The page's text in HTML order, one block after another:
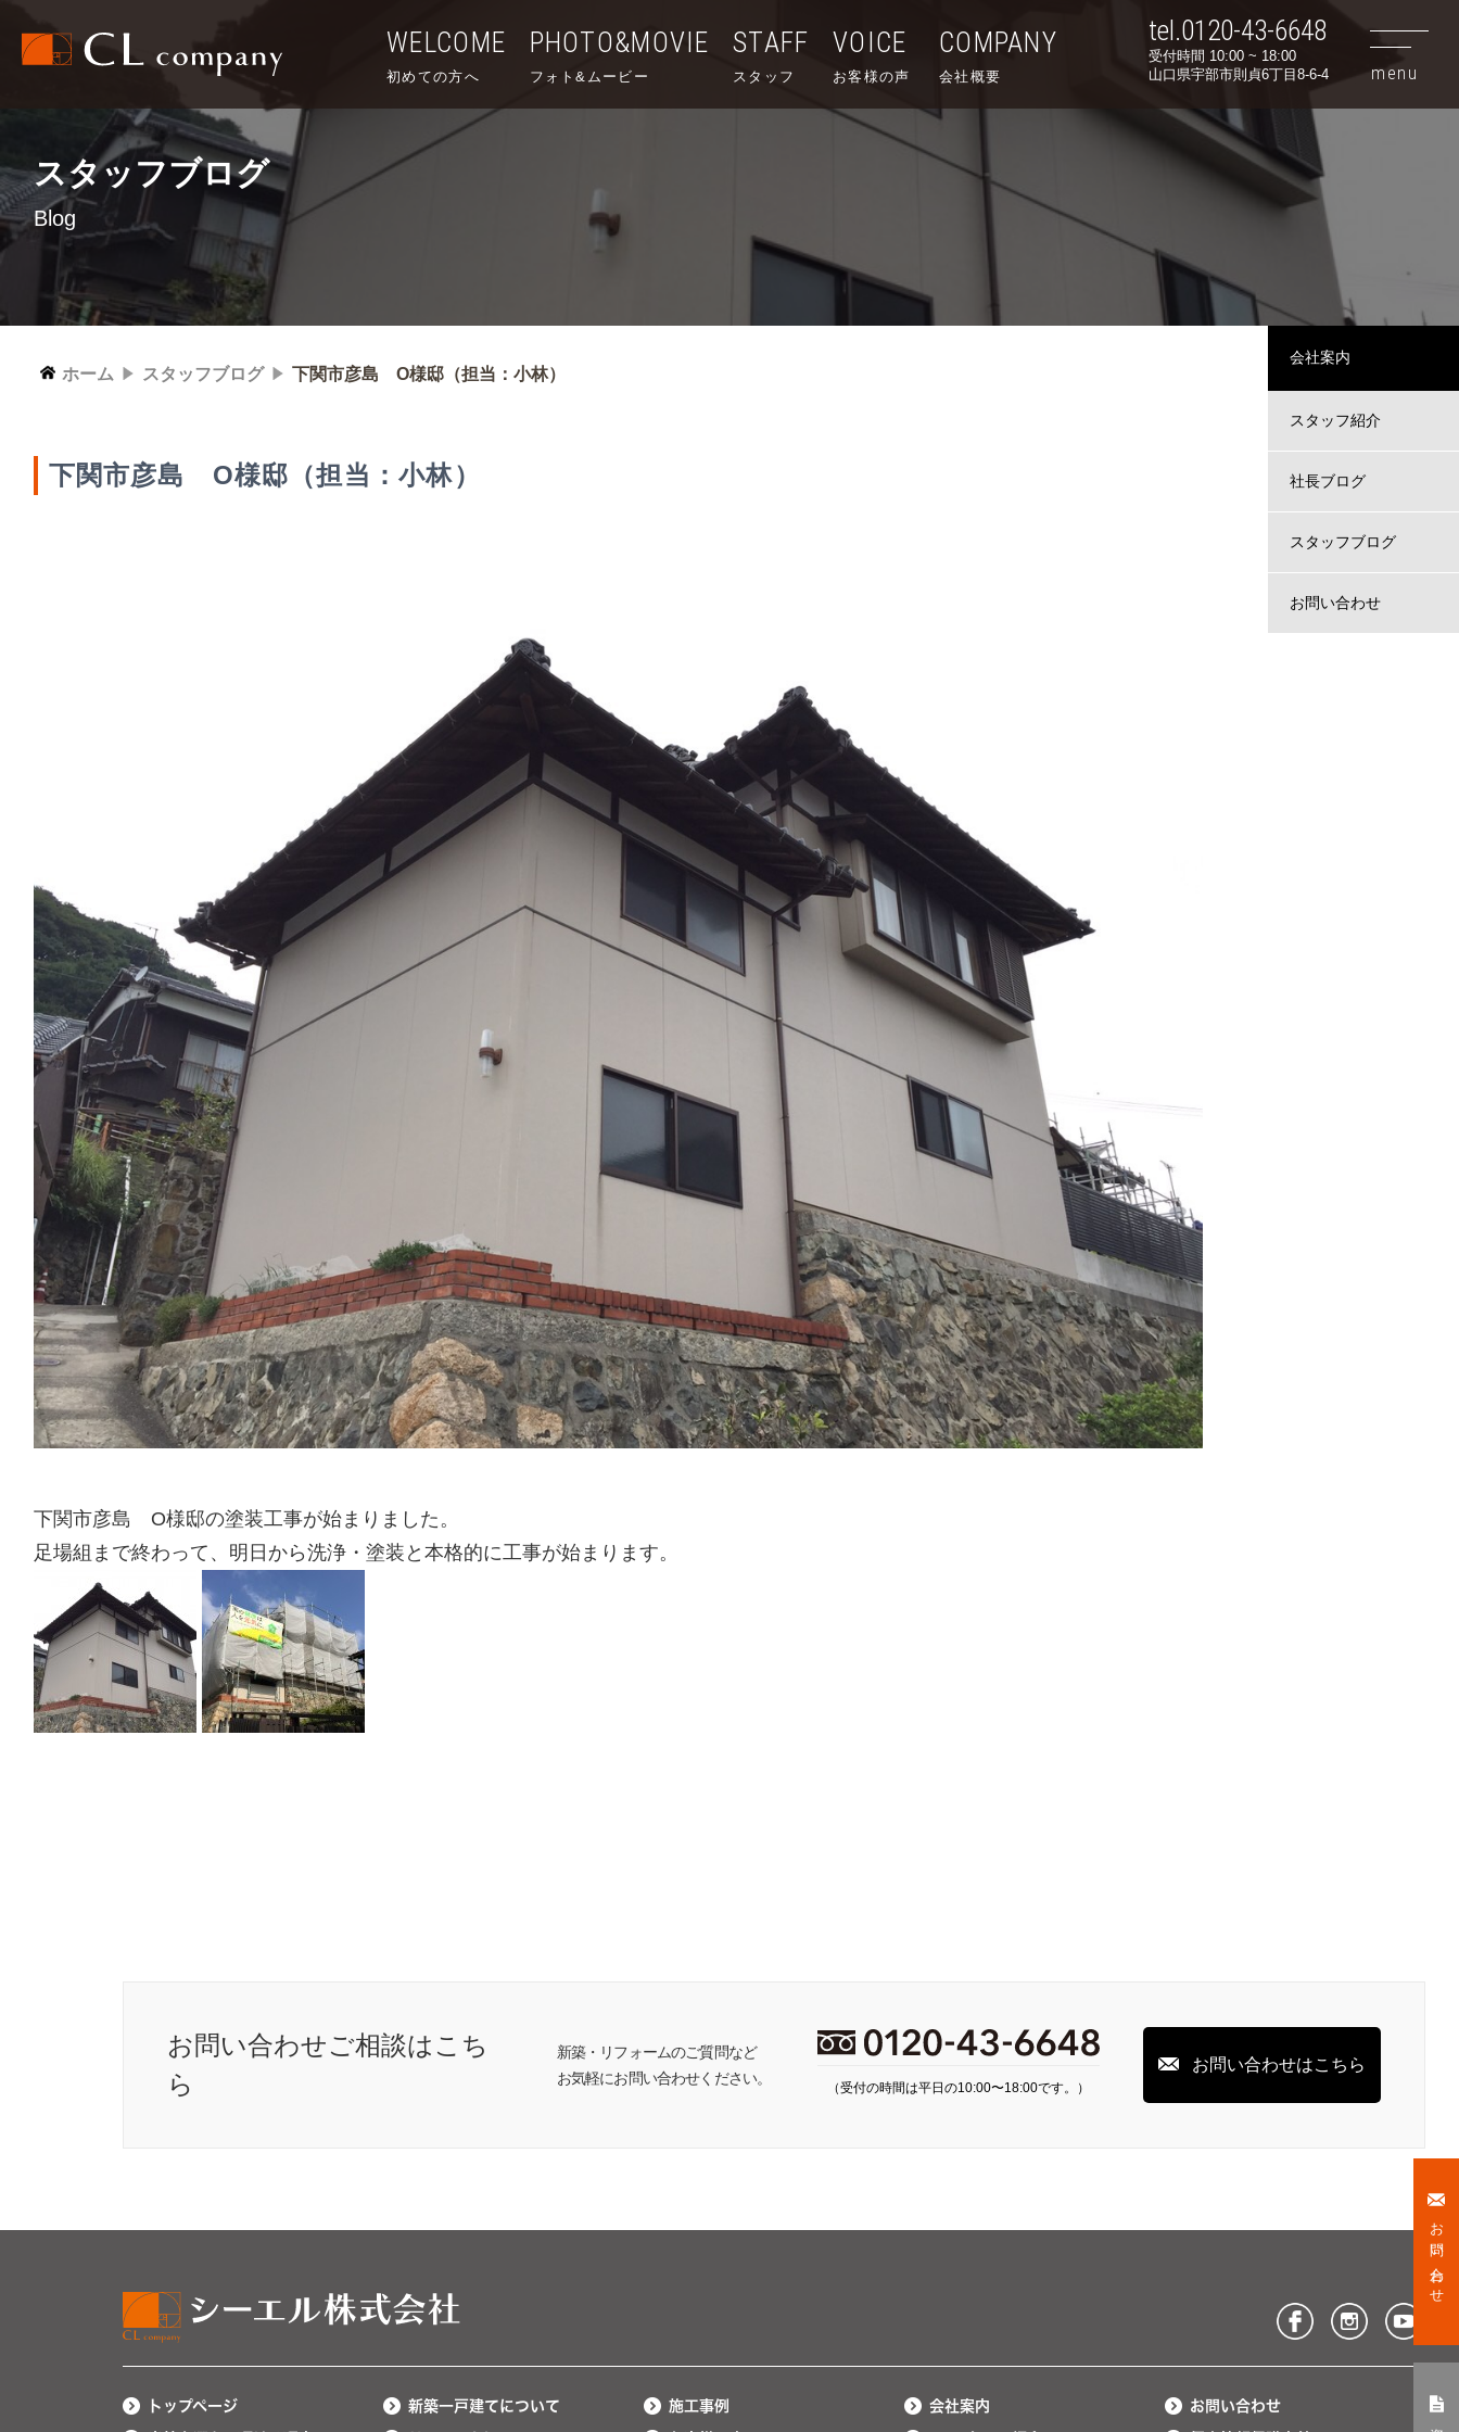
WELCOME
初めての方へ
PHOTO&MOVIE
フォト&ムービー
STAFF
スタッフ
VOICE
お客様の声
COMPANY
会社概要
tel.0120-43-6648
受付時間 10:00 ~ 18:00
山口県宇部市則貞6丁目8-6-4
スタッフブログ
Blog
ホーム スタッフブログ 下関市彦島 O様邸（担当：小林）
下関市彦島 O様邸（担当：小林）
下関市彦島 O様邸の塗装工事が始まりました。
足場組まで終わって、明日から洗浄・塗装と本格的に工事が始まります。
会社案内
スタッフ紹介
社長ブログ
スタッフブログ
お問い合わせ
お問い合わせご相談はこち
ら
新築・リフォームのご質問など
お気軽にお問い合わせください。
（受付の時間は平日の10:00〜18:00です。）
お問い合わせはこちら
お問い合わせ
トップページ 新築一戸建てについて 施工事例 会社案内 お問い合わせ